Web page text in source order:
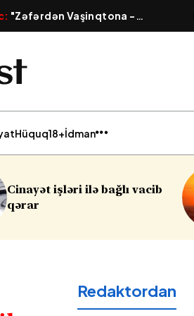
"Zəfərdən Vaşinqtona -
geosiyasi xəritəsi cızılır”..
Hüquq18+İdman
Sabahın havası açıqlanıb
Redaktordan